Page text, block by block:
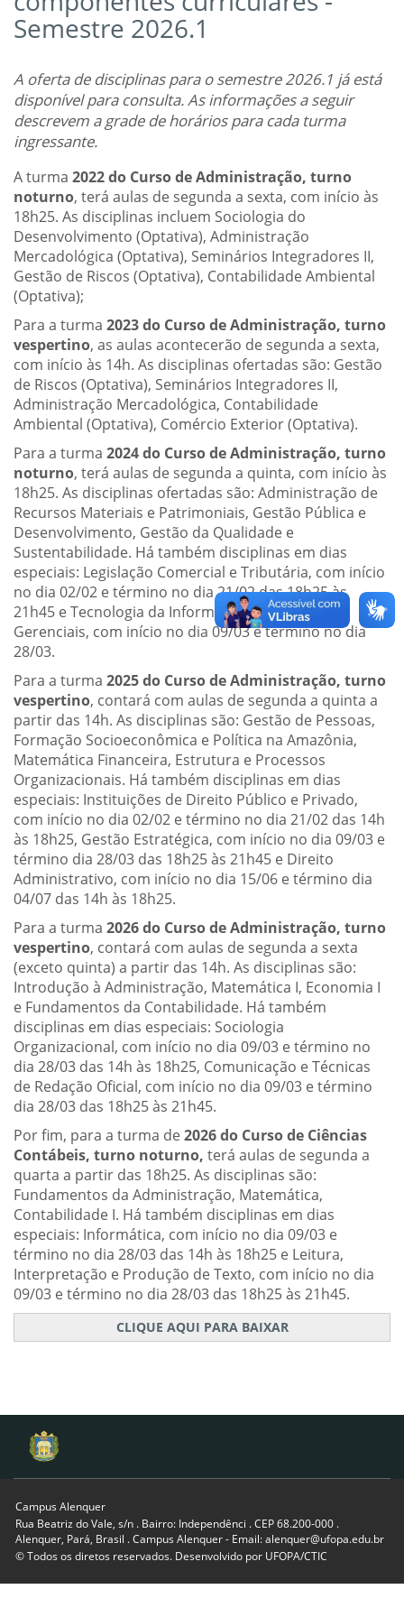
Semestre 2026.1
A oferta de disciplinas para o semestre 2026.1 já está
disponível para consulta. As informações a seguir
descrevem a grade de horários para cada turma
ingressante.
A turma 2022 do Curso de Administração, turno
noturno, terá aulas de segunda a sexta, com início às
18h25. As disciplinas incluem Sociologia do
Desenvolvimento (Optativa), Administração
Mercadológica (Optativa), Seminários Integradores II,
Gestão de Riscos (Optativa), Contabilidade Ambiental
(Optativa);
Para a turma 2023 do Curso de Administração, turno
vespertino, as aulas acontecerão de segunda a sexta,
com início às 14h. As disciplinas ofertadas são: Gestão
de Riscos (Optativa), Seminários Integradores II,
Administração Mercadológica, Contabilidade
Ambiental (Optativa), Comércio Exterior (Optativa).
Para a turma 2024 do Curso de Administração, turno
noturno, terá aulas de segunda a quinta, com início às
18h25. As disciplinas ofertadas são: Administração de
Recursos Materiais e Patrimoniais, Gestão Pública e
Desenvolvimento, Gestão da Qualidade e
Sustentabilidade. Há também disciplinas em dias
especiais: Legislação Comercial e Tributária, com início
no dia 02/02 e término no dia 21/02 das 18h25 às
21h45 e Tecnologia da Informação e Decisões
Gerenciais, com início no dia 09/03 e término no dia
28/03.
Para a turma 2025 do Curso de Administração, turno
vespertino, contará com aulas de segunda a quinta a
partir das 14h. As disciplinas são: Gestão de Pessoas,
Formação Socioeconômica e Política na Amazônia,
Matemática Financeira, Estrutura e Processos
Organizacionais. Há também disciplinas em dias
especiais: Instituições de Direito Público e Privado,
com início no dia 02/02 e término no dia 21/02 das 14h
às 18h25, Gestão Estratégica, com início no dia 09/03 e
término dia 28/03 das 18h25 às 21h45 e Direito
Administrativo, com início no dia 15/06 e término dia
04/07 das 14h às 18h25.
Para a turma 2026 do Curso de Administração, turno
vespertino, contará com aulas de segunda a sexta
(exceto quinta) a partir das 14h. As disciplinas são:
Introdução à Administração, Matemática I, Economia I
e Fundamentos da Contabilidade. Há também
disciplinas em dias especiais: Sociologia
Organizacional, com início no dia 09/03 e término no
dia 28/03 das 14h às 18h25, Comunicação e Técnicas
de Redação Oficial, com início no dia 09/03 e término
dia 28/03 das 18h25 às 21h45.
Por fim, para a turma de 2026 do Curso de Ciências
Contábeis, turno noturno, terá aulas de segunda a
quarta a partir das 18h25. As disciplinas são:
Fundamentos da Administração, Matemática,
Contabilidade I. Há também disciplinas em dias
especiais: Informática, com início no dia 09/03 e
término no dia 28/03 das 14h às 18h25 e Leitura,
Interpretação e Produção de Texto, com início no dia
09/03 e término no dia 28/03 das 18h25 às 21h45.
CLIQUE AQUI PARA BAIXAR
Campus Alenquer
Rua Beatriz do Vale, s/n . Bairro: Independênci . CEP 68.200-000 .
Alenquer, Pará, Brasil . Campus Alenquer - Email: alenquer@ufopa.edu.br
© Todos os diretos reservados. Desenvolvido por UFOPA/CTIC